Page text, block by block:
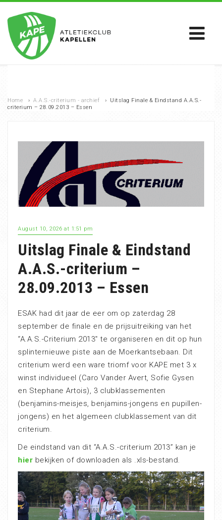
Home › A.A.S.-criterium - archief › Uitslag Finale & Eindstand A.A.S.-
criterium – 28.09.2013 – Essen
August 10, 2026 at 1:51 pm
Uitslag Finale & Eindstand
A.A.S.-criterium –
28.09.2013 – Essen
ESAK had dit jaar de eer om op zaterdag 28
september de finale en de prijsuitreiking van het
“A.A.S.-Criterium 2013″ te organiseren en dit op hun
splinternieuwe piste aan de Moerkantsebaan. Dit
criterium werd een ware triomf voor KAPE met 3 x
winst individueel (Caro Vander Avert, Sofie Gysen
en Stephane Artois), 3 clubklassementen
(benjamins-meisjes, benjamins-jongens en pupillen-
jongens) en het algemeen clubklassement van dit
criterium.
De eindstand van dit “A.A.S.-criterium 2013” kan je
hier bekijken of downloaden als .xls-bestand.